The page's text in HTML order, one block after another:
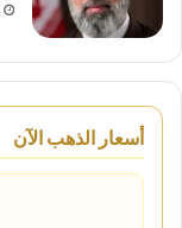
أسعار الذهب الآن